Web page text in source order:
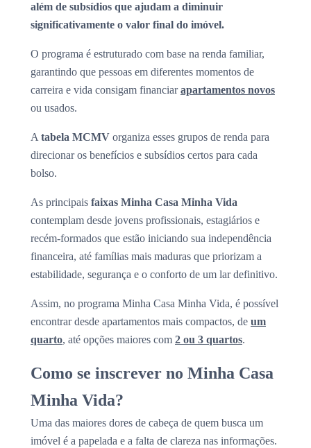
além de subsídios que ajudam a diminuir
significativamente o valor final do imóvel.
O programa é estruturado com base na renda familiar,
garantindo que pessoas em diferentes momentos de
carreira e vida consigam financiarapartamentos novos
ou usados.
A tabela MCMV organiza esses grupos de renda para
direcionar os benefícios e subsídios certos para cada
bolso.
As principais faixas Minha Casa Minha Vida
contemplam desde jovens profissionais, estagiários e
recém-formados que estão iniciando sua independência
financeira, até famílias mais maduras que priorizam a
estabilidade, segurança e o conforto de um lar definitivo.
Assim, no programa Minha Casa Minha Vida, é possível
encontrar desde apartamentos mais compactos, de um
quarto, até opções maiores com 2 ou 3 quartos.
Como se inscrever no Minha Casa
Minha Vida?
Uma das maiores dores de cabeça de quem busca um
imóvel é a papelada e a falta de clareza nas informações.